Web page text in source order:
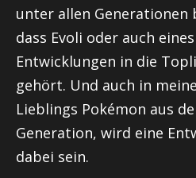
unter allen Generationen
dass Evoli oder auch
Entwicklungen in die
gehört. Und auch in
Lieblings Pokémon aus
Generation, wird eine
dabei sein.